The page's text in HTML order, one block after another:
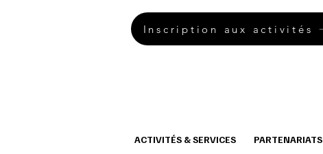
Inscription aux activités
ACTIVITÉS & SERVICES PARTENARIATS